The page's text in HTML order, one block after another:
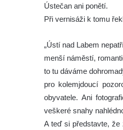
Ústečan ani ponětí.
Při vernisáži k tomu
„Ústí nad Labem
menší náměstí,
to tu dáváme
pro kolemjdoucí
obyvatele. Ani
veškeré snahy
A teď si představte,